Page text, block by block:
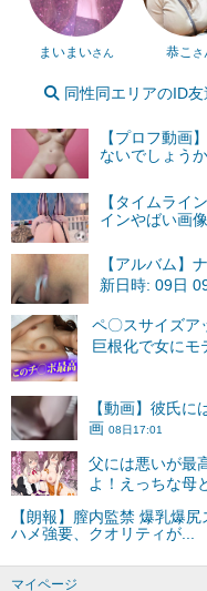
まいまいさん 恭こ さ
同性同エリアのID
【プロフ動画
ないでしょう
【タイムライ
インやばい画
【アルバム】
新日時: 09日
マイページ